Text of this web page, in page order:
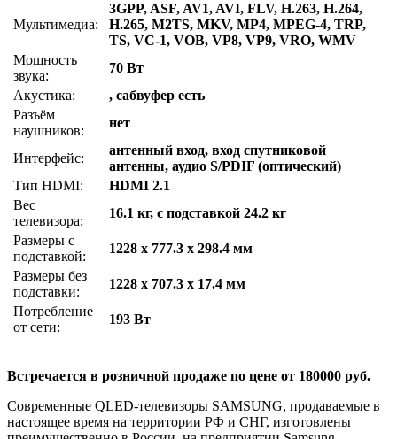
Мультимедиа:
3GPP, ASF, AV1, AVI, FLV, H.263, H.264,
H.265, M2TS, MKV, MP4, MPEG-4, TRP,
TS, VC-1, VOB, VP8, VP9, VRO, WMV
Мощность
звука:
70 Вт
Акустика:
, сабвуфер есть
Разъём
наушников:
нет
Интерфейс:
антенный вход, вход спутниковой
антенны, аудио S/PDIF (оптический)
Тип HDMI:
HDMI 2.1
Вес
телевизора:
16.1 кг, с подставкой 24.2 кг
Размеры с
подставкой:
1228 x 777.3 x 298.4 мм
Размеры без
подставки:
1228 x 707.3 x 17.4 мм
Потребление
от сети:
193 Вт
Встречается в розничной продаже по цене от 180000 руб.
Современные QLED-телевизоры SAMSUNG, продаваемые в
настоящее время на территории РФ и СНГ, изготовлены